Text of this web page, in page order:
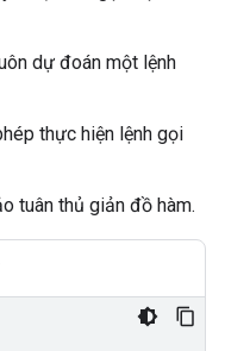
dự đoán một lệnh
thực hiện lệnh gọi
tuân thủ giản đồ hàm.